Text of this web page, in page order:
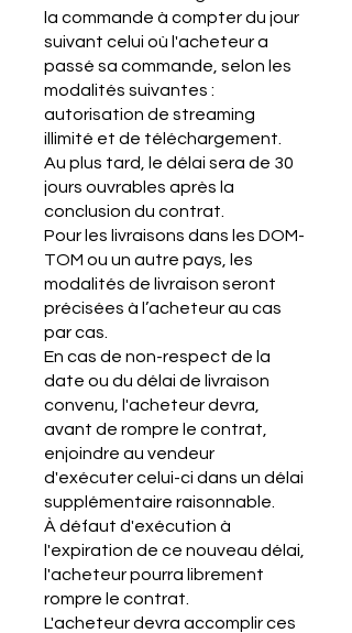
la commande à compter du jour
suivant celui où l'acheteur a
passé sa commande, selon les
modalités suivantes :
autorisation de streaming
illimité et de téléchargement.
Au plus tard, le délai sera de 30
jours ouvrables après la
conclusion du contrat.
Pour les livraisons dans les DOM-
TOM ou un autre pays, les
modalités de livraison seront
précisées à l’acheteur au cas
par cas.
En cas de non-respect de la
date ou du délai de livraison
convenu, l'acheteur devra,
avant de rompre le contrat,
enjoindre au vendeur
d'exécuter celui-ci dans un délai
supplémentaire raisonnable.
À défaut d'exécution à
l'expiration de ce nouveau délai,
l'acheteur pourra librement
rompre le contrat.
L'acheteur devra accomplir ces